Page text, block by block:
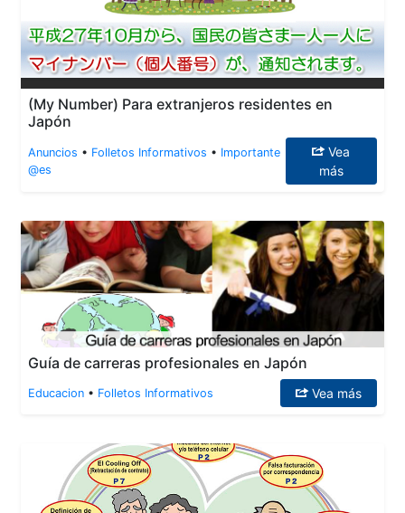
(My Number) Para extranjeros residentes en
Japón
Anuncios • Folletos Informativos • Importante
@es
Vea
más
Guía de carreras profesionales en Japón
Educacion • Folletos Informativos Vea más